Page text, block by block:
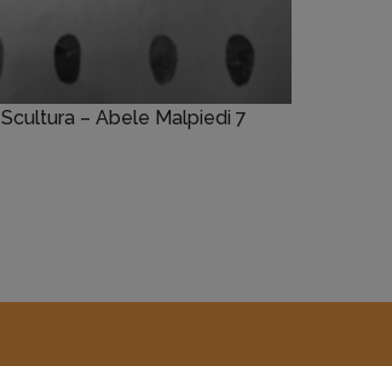
Scultura – Abele Malpiedi 7